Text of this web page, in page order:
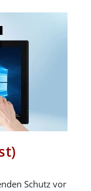
Schutz vor